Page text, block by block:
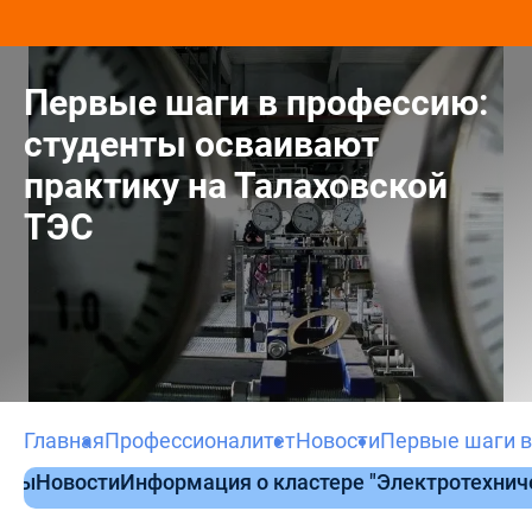
Первые шаги в профессию:
студенты осваивают
практику на Талаховской
ТЭС
ГлавнаяПрофессионалитетНовостиПервые шаги
НовостиИнформация о кластере